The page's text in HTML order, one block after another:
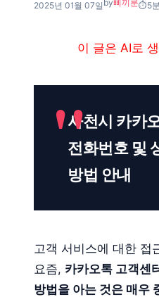
2025년 01월 07일 by삐끼룬 5분
이 글은 AI로
사천시 카카
전화번호 및
방법 안내
고객 서비스에 대한 접
요즘, 카카오톡 고객센
방법을 아는 것은 매우